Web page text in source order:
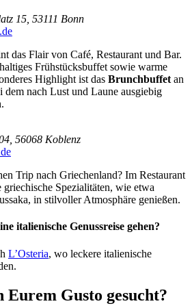
15, 53111 Bonn
das Flair von Café, Restaurant und Bar.
Frühstücksbuffet sowie warme
Highlight ist das Brunchbuffet an
dem nach Lust und Laune ausgiebig
56068 Koblenz
Trip nach Griechenland? Im Restaurant
Spezialitäten, wie etwa
in stilvoller Atmosphäre genießen.
italienische Genussreise gehen?
L’Osteria, wo leckere italienische
Eurem Gusto gesucht?